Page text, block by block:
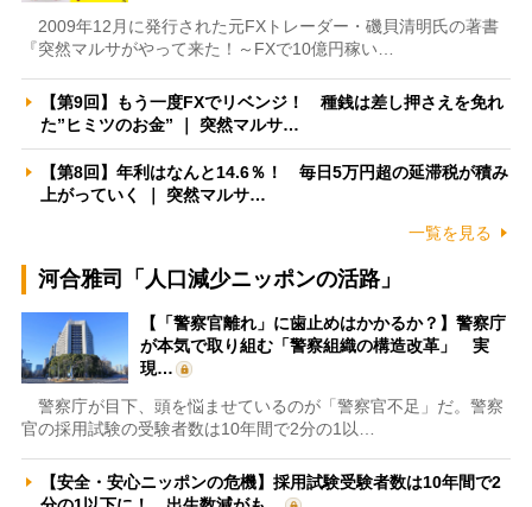
2009年12月に発行された元FXトレーダー・磯貝清明氏の著書
『突然マルサがやって来た！～FXで10億円稼い…
【第9回】もう一度FXでリベンジ！ 種銭は差し押さえを免れ
た”ヒミツのお金” ｜ 突然マルサ…
【第8回】年利はなんと14.6％！ 毎日5万円超の延滞税が積み
上がっていく ｜ 突然マルサ…
一覧を見る
河合雅司「人口減少ニッポンの活路」
【「警察官離れ」に歯止めはかかるか？】警察庁
が本気で取り組む「警察組織の構造改革」 実
現…
警察庁が目下、頭を悩ませているのが「警察官不足」だ。警察
官の採用試験の受験者数は10年間で2分の1以…
【安全・安心ニッポンの危機】採用試験受験者数は10年間で2